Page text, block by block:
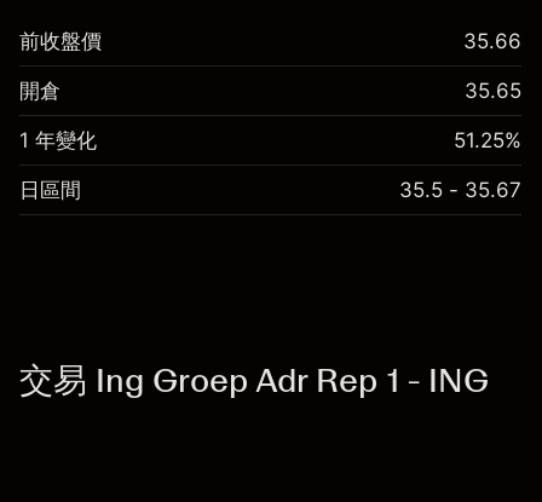
前收盤價 35.66
開倉 35.65
1 年變化 51.25%
日區間 35.5 - 35.67
交易 Ing Groep Adr Rep 1 - ING